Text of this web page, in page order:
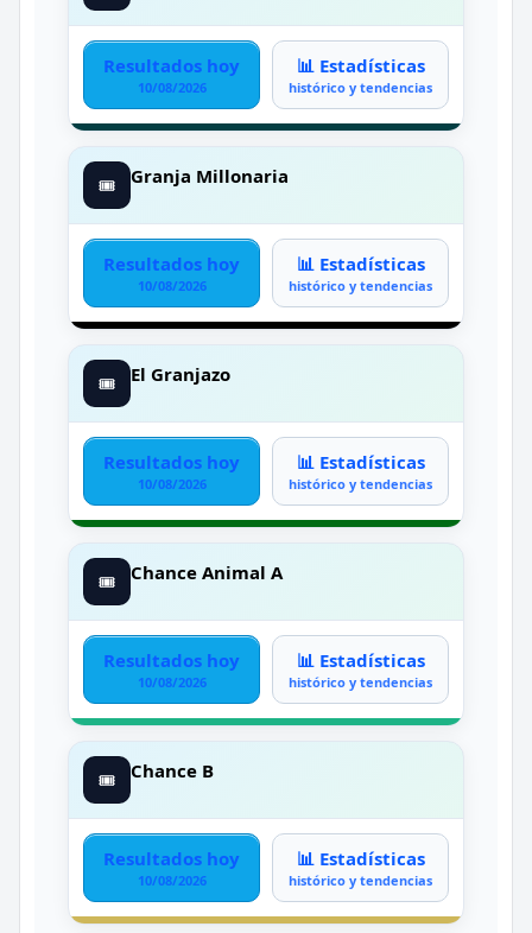
Resultados hoy
10/08/2026
📊 Estadísticas
histórico y tendencias
🎟️ Granja Millonaria
Resultados hoy
10/08/2026
📊 Estadísticas
histórico y tendencias
🎟️ El Granjazo
Resultados hoy
10/08/2026
📊 Estadísticas
histórico y tendencias
🎟️ Chance Animal A
Resultados hoy
10/08/2026
📊 Estadísticas
histórico y tendencias
🎟️ Chance B
Resultados hoy
10/08/2026
📊 Estadísticas
histórico y tendencias